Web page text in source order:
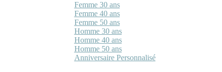
Femme 30 ans
Femme 40 ans
Femme 50 ans
Homme 30 ans
Homme 40 ans
Homme 50 ans
Anniversaire Personnalisé